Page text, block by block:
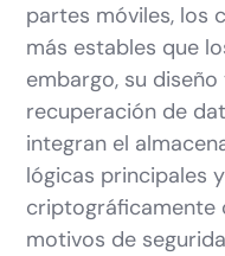
partes móviles, los
más estables que
embargo, su
recuperación de
integran el
lógicas principales
criptográficamente
motivos de